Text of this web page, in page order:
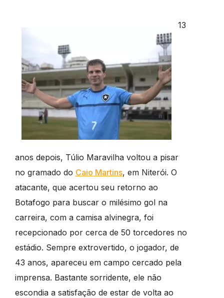
13
anos depois, Túlio Maravilha voltou a pisar
no gramado do Caio Martins, em Niterói. O
atacante, que acertou seu retorno ao
Botafogo para buscar o milésimo gol na
carreira, com a camisa alvinegra, foi
recepcionado por cerca de 50 torcedores no
estádio. Sempre extrovertido, o jogador, de
43 anos, apareceu em campo cercado pela
imprensa. Bastante sorridente, ele não
escondia a satisfação de estar de volta ao